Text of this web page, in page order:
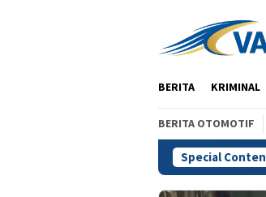
BERITA KRIMINAL
BERITA OTOMOTIF
Special
Jangan Bertindak Saat Api Muncul